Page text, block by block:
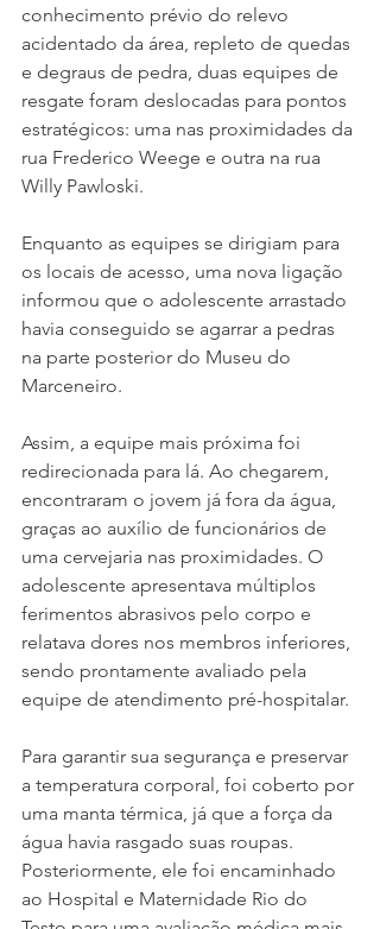
conhecimento prévio do relevo
acidentado da área, repleto de quedas
e degraus de pedra, duas equipes de
resgate foram deslocadas para pontos
estratégicos: uma nas proximidades da
rua Frederico Weege e outra na rua
Willy Pawloski.
Enquanto as equipes se dirigiam para
os locais de acesso, uma nova ligação
informou que o adolescente arrastado
havia conseguido se agarrar a pedras
na parte posterior do Museu do
Marceneiro.
Assim, a equipe mais próxima foi
redirecionada para lá. Ao chegarem,
encontraram o jovem já fora da água,
graças ao auxílio de funcionários de
uma cervejaria nas proximidades. O
adolescente apresentava múltiplos
ferimentos abrasivos pelo corpo e
relatava dores nos membros inferiores,
sendo prontamente avaliado pela
equipe de atendimento pré-hospitalar.
Para garantir sua segurança e preservar
a temperatura corporal, foi coberto por
uma manta térmica, já que a força da
água havia rasgado suas roupas.
Posteriormente, ele foi encaminhado
ao Hospital e Maternidade Rio do